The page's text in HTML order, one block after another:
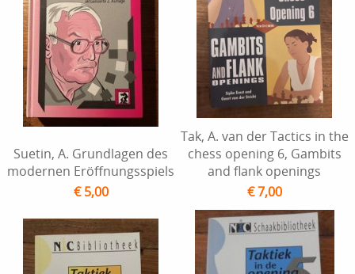
Suetin, A. Grundlagen des
modernen Eröffnungsspiels
€ 5,00
Tak, A. van der Tactics in the
chess opening 6, Gambits
and flank openings
€ 7,00